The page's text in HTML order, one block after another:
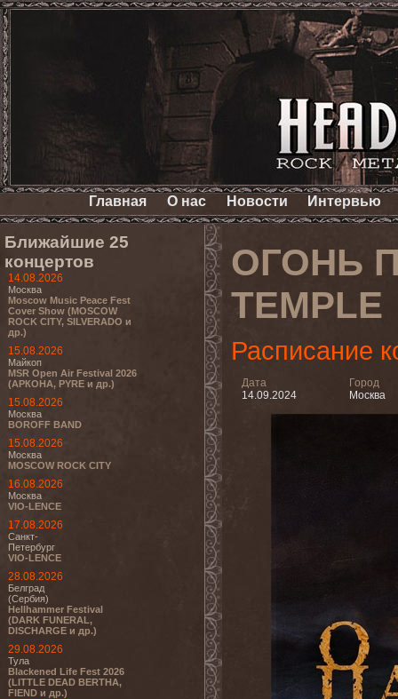
Главная О нас Новости Интервью
Ближайшие 25
концертов
14.08.2026
Москва
Moscow Music Peace Fest
Cover Show (MOSCOW
ROCK CITY, SILVERADO и
др.)
15.08.2026
Майкоп
MSR Open Air Festival 2026
(АРКОНА, PYRE и др.)
15.08.2026
Москва
BOROFF BAND
15.08.2026
Москва
MOSCOW ROCK CITY
16.08.2026
Москва
VIO-LENCE
17.08.2026
Санкт-
Петербург
VIO-LENCE
28.08.2026
Белград
(Сербия)
Hellhammer Festival
(DARK FUNERAL,
DISCHARGE и др.)
29.08.2026
Тула
Blackened Life Fest 2026
(LITTLE DEAD BERTHA,
FIEND и др.)
ОГОНЬ
TEMPLE
Расписание
Дата
14.09.2024
Город
Москва